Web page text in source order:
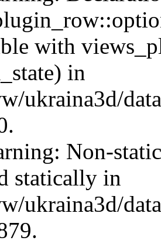
with
in
ukraina3d/
Non-
statically in
ukraina3d/